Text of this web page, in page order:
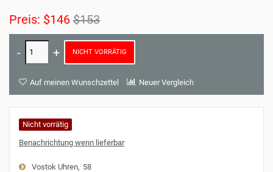
Preis: $146 $153
NICHT VORRÄTIG
Auf meinen Wunschzettel Neuer Vergleich
Nicht vorrätig
Benachrichtung wenn lieferbar
Vostok Uhren 58